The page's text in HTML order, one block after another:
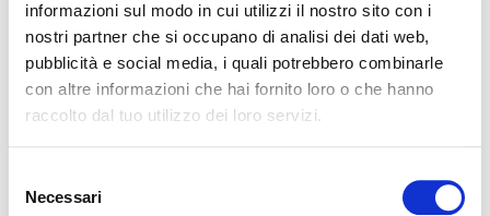
informazioni sul modo in cui utilizzi il nostro sito con i
nostri partner che si occupano di analisi dei dati web,
pubblicità e social media, i quali potrebbero combinarle
con altre informazioni che hai fornito loro o che hanno
raccolto dal tuo utilizzo dei loro servizi.
delNecessari
BOCA ARRIBA
DE COSTADO
anatómico. 5 modelos diferentes entre los que elelgir.